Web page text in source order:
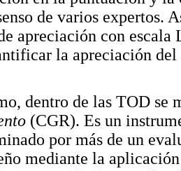
de varios expertos.
apreciación con
la apreciación
dentro de las TOD se
(CGR). Es un
por más de un
mediante la